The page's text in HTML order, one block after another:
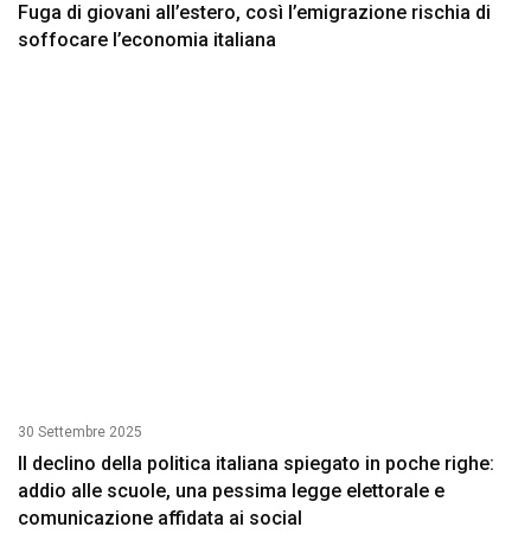
Fuga di giovani all’estero, così l’emigrazione rischia di
soffocare l’economia italiana
30 Settembre 2025
Il declino della politica italiana spiegato in poche righe:
addio alle scuole, una pessima legge elettorale e
comunicazione affidata ai social